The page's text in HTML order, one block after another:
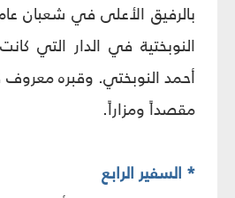
بالرفيق الأعلى في شعبان عام
النوبختية في الدار التي
أحمد النوبختي. وقبره
مقصداً ومزاراً.
* السفير الرابع